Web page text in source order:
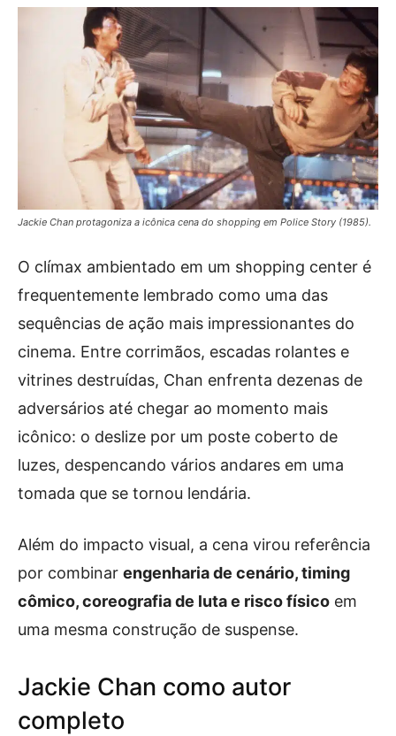
Jackie Chan protagoniza a icônica cena do shopping em Police Story (1985).
O clímax ambientado em um shopping center é
frequentemente lembrado como uma das
sequências de ação mais impressionantes do
cinema. Entre corrimãos, escadas rolantes e
vitrines destruídas, Chan enfrenta dezenas de
adversários até chegar ao momento mais
icônico: o deslize por um poste coberto de
luzes, despencando vários andares em uma
tomada que se tornou lendária.
Além do impacto visual, a cena virou referência
por combinar engenharia de cenário, timing
cômico, coreografia de luta e risco físico em
uma mesma construção de suspense.
Jackie Chan como autor
completo